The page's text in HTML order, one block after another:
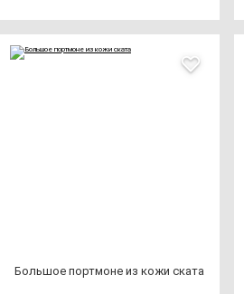
Боль­шое пор­тмо­не из ко­жи ска­та